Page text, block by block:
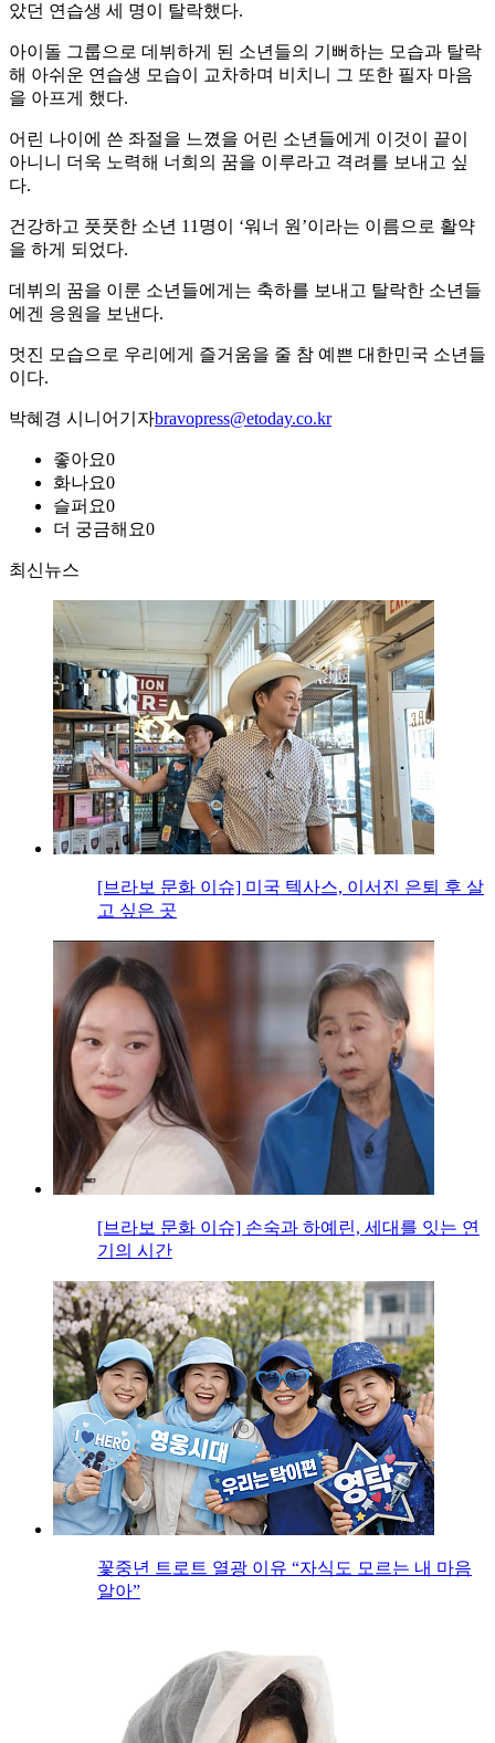
았던 연습생 세 명이 탈락했다.
아이돌 그룹으로 데뷔하게 된 소년들의 기뻐하는 모습과 탈락
해 아쉬운 연습생 모습이 교차하며 비치니 그 또한 필자 마음
을 아프게 했다.
어린 나이에 쓴 좌절을 느꼈을 어린 소년들에게 이것이 끝이
아니니 더욱 노력해 너희의 꿈을 이루라고 격려를 보내고 싶
다.
건강하고 풋풋한 소년 11명이 ‘워너 원’이라는 이름으로 활약
을 하게 되었다.
데뷔의 꿈을 이룬 소년들에게는 축하를 보내고 탈락한 소년들
에겐 응원을 보낸다.
멋진 모습으로 우리에게 즐거움을 줄 참 예쁜 대한민국 소년들
이다.
박혜경 시니어기자bravopress@etoday.co.kr
좋아요0
화나요0
슬퍼요0
더 궁금해요0
최신뉴스
[브라보 문화 이슈] 미국 텍사스, 이서진 은퇴 후 살
고 싶은 곳
[브라보 문화 이슈] 손숙과 하예린, 세대를 잇는 연
기의 시간
꽃중년 트로트 열광 이유 “자식도 모르는 내 마음
알아”